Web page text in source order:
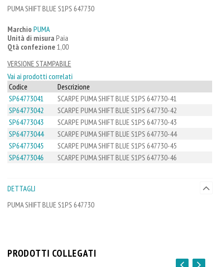
PUMA SHIFT BLUE S1PS 647730
Marchio PUMA
Unità di misura Paia
Qtà confezione 1,00
VERSIONE STAMPABILE
Vai ai prodotti correlati
Codice
Descrizione
SP64773041
SCARPE PUMA SHIFT BLUE S1PS 647730-41
SP64773042
SCARPE PUMA SHIFT BLUE S1PS 647730-42
SP64773043
SCARPE PUMA SHIFT BLUE S1PS 647730-43
SP64773044
SCARPE PUMA SHIFT BLUE S1PS 647730-44
SP64773045
SCARPE PUMA SHIFT BLUE S1PS 647730-45
SP64773046
SCARPE PUMA SHIFT BLUE S1PS 647730-46
DETTAGLI
PUMA SHIFT BLUE S1PS 647730
PRODOTTI COLLEGATI